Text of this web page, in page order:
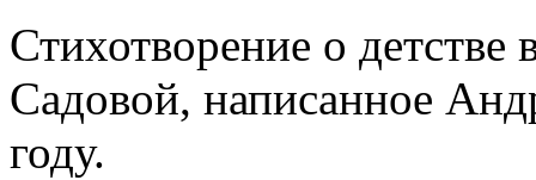
Стихотворение о
Садовой, написанное
году.